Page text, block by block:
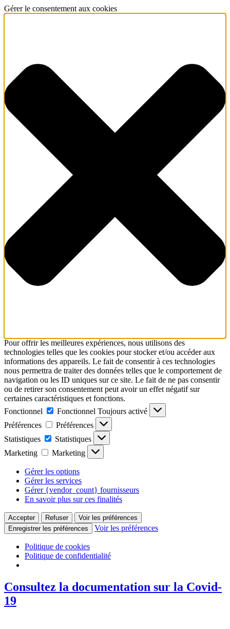
Gérer le consentement aux cookies
Pour offrir les meilleures expériences, nous utilisons des
technologies telles que les cookies pour stocker et/ou accéder aux
informations des appareils. Le fait de consentir à ces technologies
nous permettra de traiter des données telles que le comportement de
navigation ou les ID uniques sur ce site. Le fait de ne pas consentir
ou de retirer son consentement peut avoir un effet négatif sur
certaines caractéristiques et fonctions.
Fonctionnel
Fonctionnel Toujours activé
Préférences
Préférences
Statistiques
Statistiques
Marketing
Marketing
Gérer les options
Gérer les services
Gérer {vendor_count} fournisseurs
En savoir plus sur ces finalités
Accepter Refuser
Voir les préférences
Enregistrer les préférences
Voir les préférences
Politique de cookies
Politique de confidentialité
Consultez la documentation sur la Covid-
19